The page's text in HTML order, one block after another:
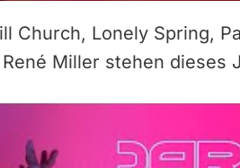
Church, Lonely Spring,
Miller stehen